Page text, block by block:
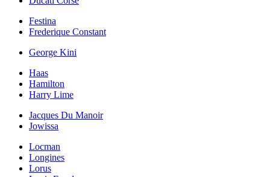
Festina
Frederique Constant
George Kini
Haas
Hamilton
Harry Lime
Jacques Du Manoir
Jowissa
Locman
Longines
Lorus